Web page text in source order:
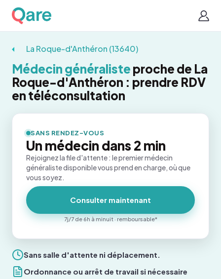
La Roque-d'Anthéron (13640)
Médecin généraliste proche de La
Roque-d'Anthéron : prendre RDV
en téléconsultation
Sans salle d'attente ni déplacement.
Ordonnance ou arrêt de travail si nécessaire
SANS RENDEZ-VOUS
Un médecin dans 2 min
Rejoignez la file d'attente : le premier médecin
généraliste disponible vous prend en charge, où que
vous soyez.
Consulter maintenant
7j/7 de 6h à minuit · remboursable*